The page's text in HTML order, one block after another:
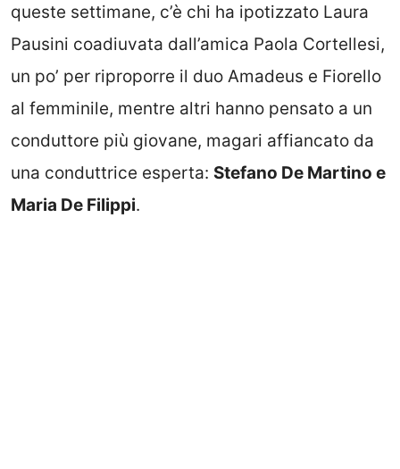
queste settimane, c’è chi ha ipotizzato Laura
Pausini coadiuvata dall’amica Paola Cortellesi,
un po’ per riproporre il duo Amadeus e Fiorello
al femminile, mentre altri hanno pensato a un
conduttore più giovane, magari affiancato da
una conduttrice esperta: Stefano De Martino e
Maria De Filippi.